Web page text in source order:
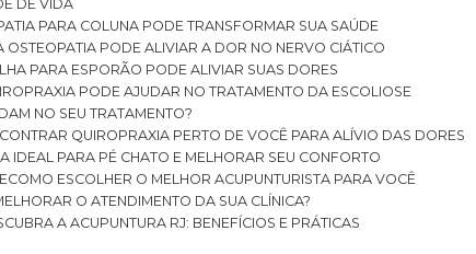
DE VIDA
PARA COLUNA PODE TRANSFORMAR SUA SAÚDE
OSTEOPATIA PODE ALIVIAR A DOR NO NERVO CIÁTICO
PARA ESPORÃO PODE ALIVIAR SUAS DORES
PODE AJUDAR NO TRATAMENTO DA ESCOLIOSE
NO SEU TRATAMENTO?
QUIROPRAXIA PERTO DE VOCÊ PARA ALÍVIO DAS DORES
IDEAL PARA PÉ CHATO E MELHORAR SEU CONFORTO
COMO ESCOLHER O MELHOR ACUPUNTURISTA PARA VOCÊ
O ATENDIMENTO DA SUA CLÍNICA?
A ACUPUNTURA RJ: BENEFÍCIOS E PRÁTICAS